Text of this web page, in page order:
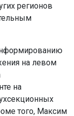
регионов
на левом
на
того, Максим